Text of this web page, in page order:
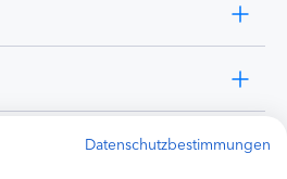
Datenschutzbestimmungen